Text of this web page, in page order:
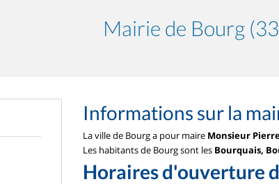
Mairie de Bourg
Informations sur la
La ville de Bourg a pour maire Monsieur Pierre
Les habitants de Bourg sont les Bourquais,
Horaires d'ouverture